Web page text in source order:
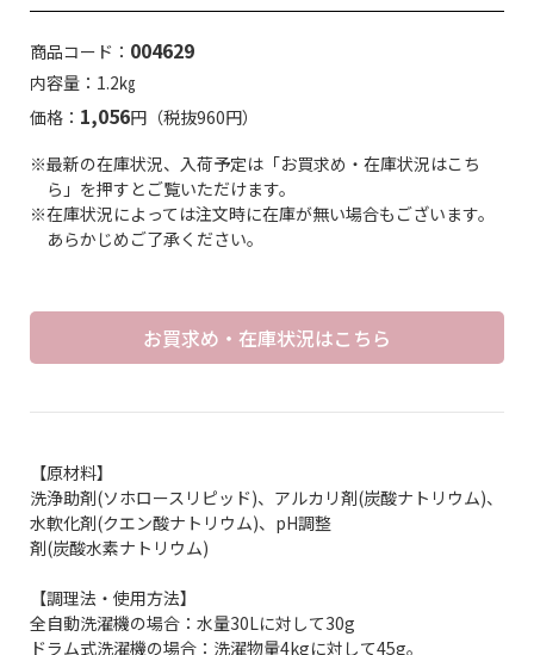
商品コード： 004629
内容量：1.2㎏
価格： 1,056円（税抜960円）
※最新の在庫状況、入荷予定は「お買求め・在庫状況はこち
ら」を押すとご覧いただけます。
※在庫状況によっては注文時に在庫が無い場合もございます。
あらかじめご了承ください。
お買求め・在庫状況はこちら
【原材料】
洗浄助剤(ソホロースリピッド)、アルカリ剤(炭酸ナトリウム)、
水軟化剤(クエン酸ナトリウム)、pH調整
剤(炭酸水素ナトリウム)
【調理法・使用方法】
全自動洗濯機の場合：水量30Lに対して30g
ドラム式洗濯機の場合：洗濯物量4kgに対して45g。